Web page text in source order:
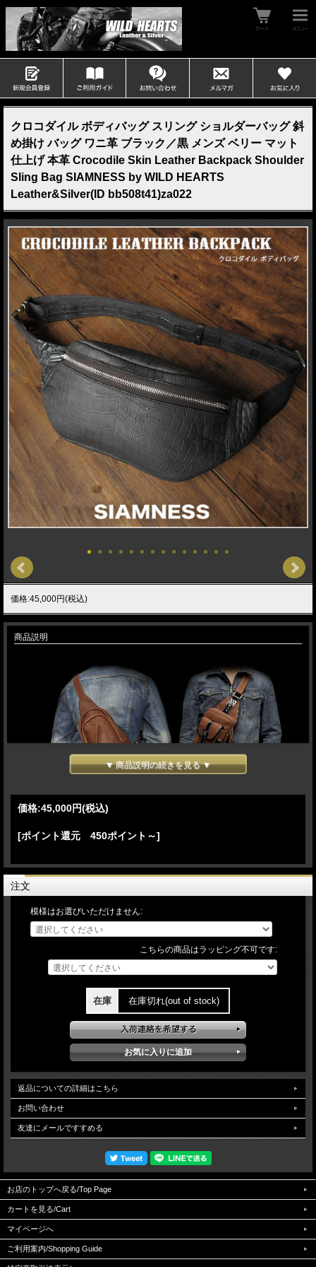
クロコダイル ボディバッグ スリング ショルダーバッグ 斜
め掛け バッグ ワニ革 ブラック／黒 メンズ ベリー マット
仕上げ 本革 Crocodile Skin Leather Backpack Shoulder
Sling Bag SIAMNESS by WILD HEARTS
Leather&Silver(ID bb508t41)za022
価格:45,000円(税込)
商品説明
↑↑他のボディバッグを見る！↑↑
▼ 商品説明の続きを見る ▼
価格:45,000円(税込)
[ポイント還元 450ポイント～]
注文
模様はお選びいただけません:
こちらの商品はラッピング不可です:
在庫 在庫切れ(out of stock)
返品についての詳細はこちら
お問い合わせ
友達にメールですすめる
お店のトップへ戻る/Top Page
カートを見る/Cart
マイページへ
ご利用案内/Shopping Guide